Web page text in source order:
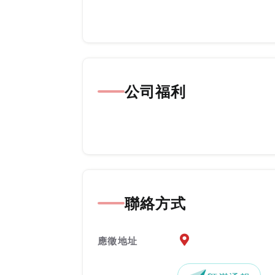
公司福利
聯絡方式
應徵地址 應徵地址地圖『另開新